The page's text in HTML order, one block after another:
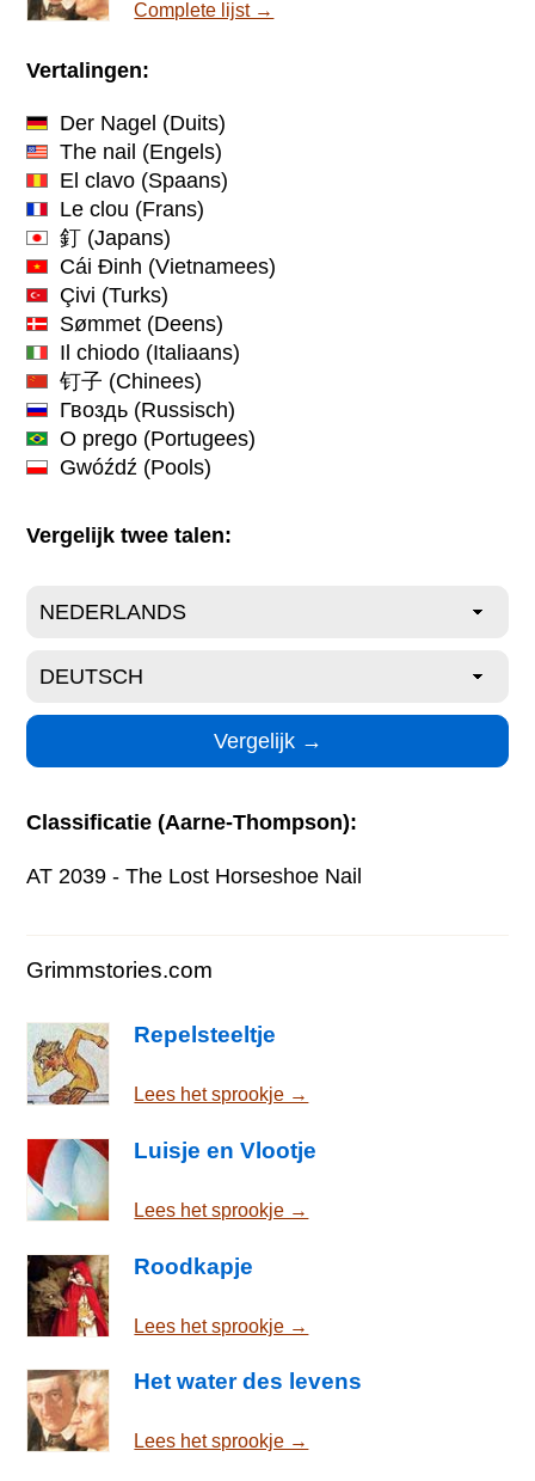
Complete lijst →
Vertalingen:
Der Nagel (Duits)
The nail (Engels)
El clavo (Spaans)
Le clou (Frans)
釘 (Japans)
Cái Đinh (Vietnamees)
Çivi (Turks)
Sømmet (Deens)
Il chiodo (Italiaans)
钉子 (Chinees)
Гвоздь (Russisch)
O prego (Portugees)
Gwóźdź (Pools)
Vergelijk twee talen:
Classificatie (Aarne-Thompson):
AT 2039 - The Lost Horseshoe Nail
Grimmstories.com
Repelsteeltje
Lees het sprookje →
Luisje en Vlootje
Lees het sprookje →
Roodkapje
Lees het sprookje →
Het water des levens
Lees het sprookje →